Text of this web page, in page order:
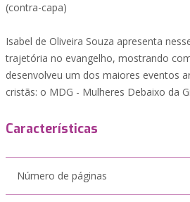
(contra-capa)
Isabel de Oliveira Souza apresenta
trajetória no evangelho, mostrando
desenvolveu um dos maiores eventos
cristãs: o MDG - Mulheres Debaixo da
Características
Número de páginas